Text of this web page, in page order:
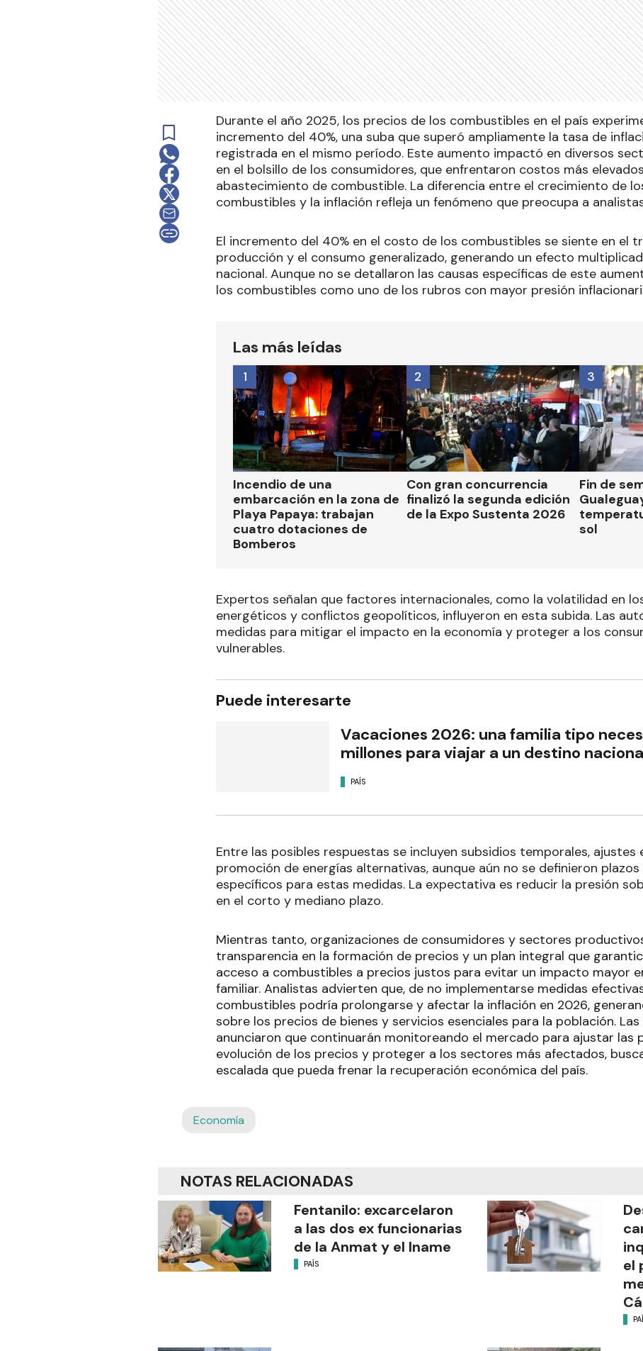
Durante el año 2025, los precios de los combustibles en el país
incremento del 40%, una suba que superó ampliamente la tasa de
registrada en el mismo período. Este aumento impactó en diversos
en el bolsillo de los consumidores, que enfrentaron costos más
abastecimiento de combustible. La diferencia entre el crecimiento de
combustibles y la inflación refleja un fenómeno que preocupa a
El incremento del 40% en el costo de los combustibles se siente en el
producción y el consumo generalizado, generando un efecto
nacional. Aunque no se detallaron las causas específicas de este
los combustibles como uno de los rubros con mayor presión
Las más leídas
Incendio de una
embarcación en la zona de
Playa Papaya: trabajan
cuatro dotaciones de
Bomberos
1
Con gran concurrencia
finalizó la segunda edición
de la Expo Sustenta 2026
2
Fin de
sol
3
Expertos señalan que factores internacionales, como la volatilidad en
energéticos y conflictos geopolíticos, influyeron en esta subida. Las
medidas para mitigar el impacto en la economía y proteger a los
vulnerables.
Puede interesarte
Vacaciones 2026: una familia tipo
millones para viajar a un destino
PAÍS
Entre las posibles respuestas se incluyen subsidios temporales, ajustes
promoción de energías alternativas, aunque aún no se definieron
específicos para estas medidas. La expectativa es reducir la presión
en el corto y mediano plazo.
Mientras tanto, organizaciones de consumidores y sectores
transparencia en la formación de precios y un plan integral que
acceso a combustibles a precios justos para evitar un impacto mayor
familiar. Analistas advierten que, de no implementarse medidas
combustibles podría prolongarse y afectar la inflación en 2026,
sobre los precios de bienes y servicios esenciales para la población.
anunciaron que continuarán monitoreando el mercado para ajustar las
evolución de los precios y proteger a los sectores más afectados,
escalada que pueda frenar la recuperación económica del país.
Economía
NOTAS RELACIONADAS
Fentanilo: excarcelaron
a las dos ex funcionarias
de la Anmat y el Iname
PAÍS
el